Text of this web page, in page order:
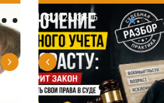
2026-08-06
2026-08-04
2026-08-06
2026-07-30